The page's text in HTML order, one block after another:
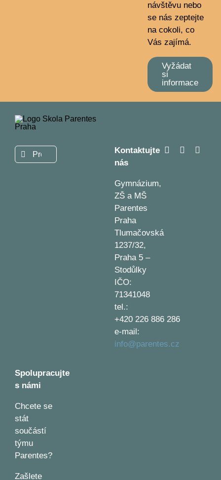
návštěvu nebo
se nás zeptejte
na cokoli, co
Vás zajímá.
Vyžádat
si
informace
Hledat:
Kontaktujte
nás
Gymnázium,
ZŠ a MŠ
Parentes
Praha
Tlumačovská
1237/32,
Praha 5 –
Stodůlky
IČO:
71341048
tel.:
+420 226 886 286
e-mail:
info@parentes.cz
Spolupracujte
s námi
Chcete se
stát
součástí
týmu
Parentes?
Zašlete